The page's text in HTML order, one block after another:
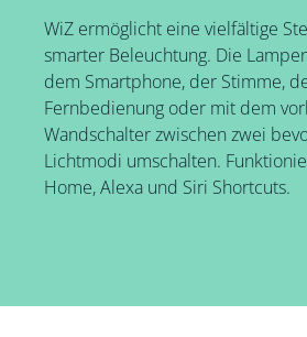
WiZ ermöglicht eine vielfältige
smarter Beleuchtung. Die
dem Smartphone, der Stimme,
Fernbedienung oder mit dem
Wandschalter zwischen zwei
Lichtmodi umschalten.
Home, Alexa und Siri Shortcuts.